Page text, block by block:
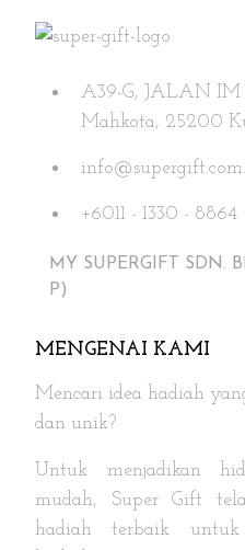
options
be
chosen
on
product
page
A39-G, JALAN IM
Mahkota, 25200
+6011 - 1330 - 8864
MY SUPERGIFT SDN.
P)
MENGENAI KAMI
Mencari idea hadiah
dan unik?
Untuk menjadikan
mudah, Super Gift
hadiah terbaik